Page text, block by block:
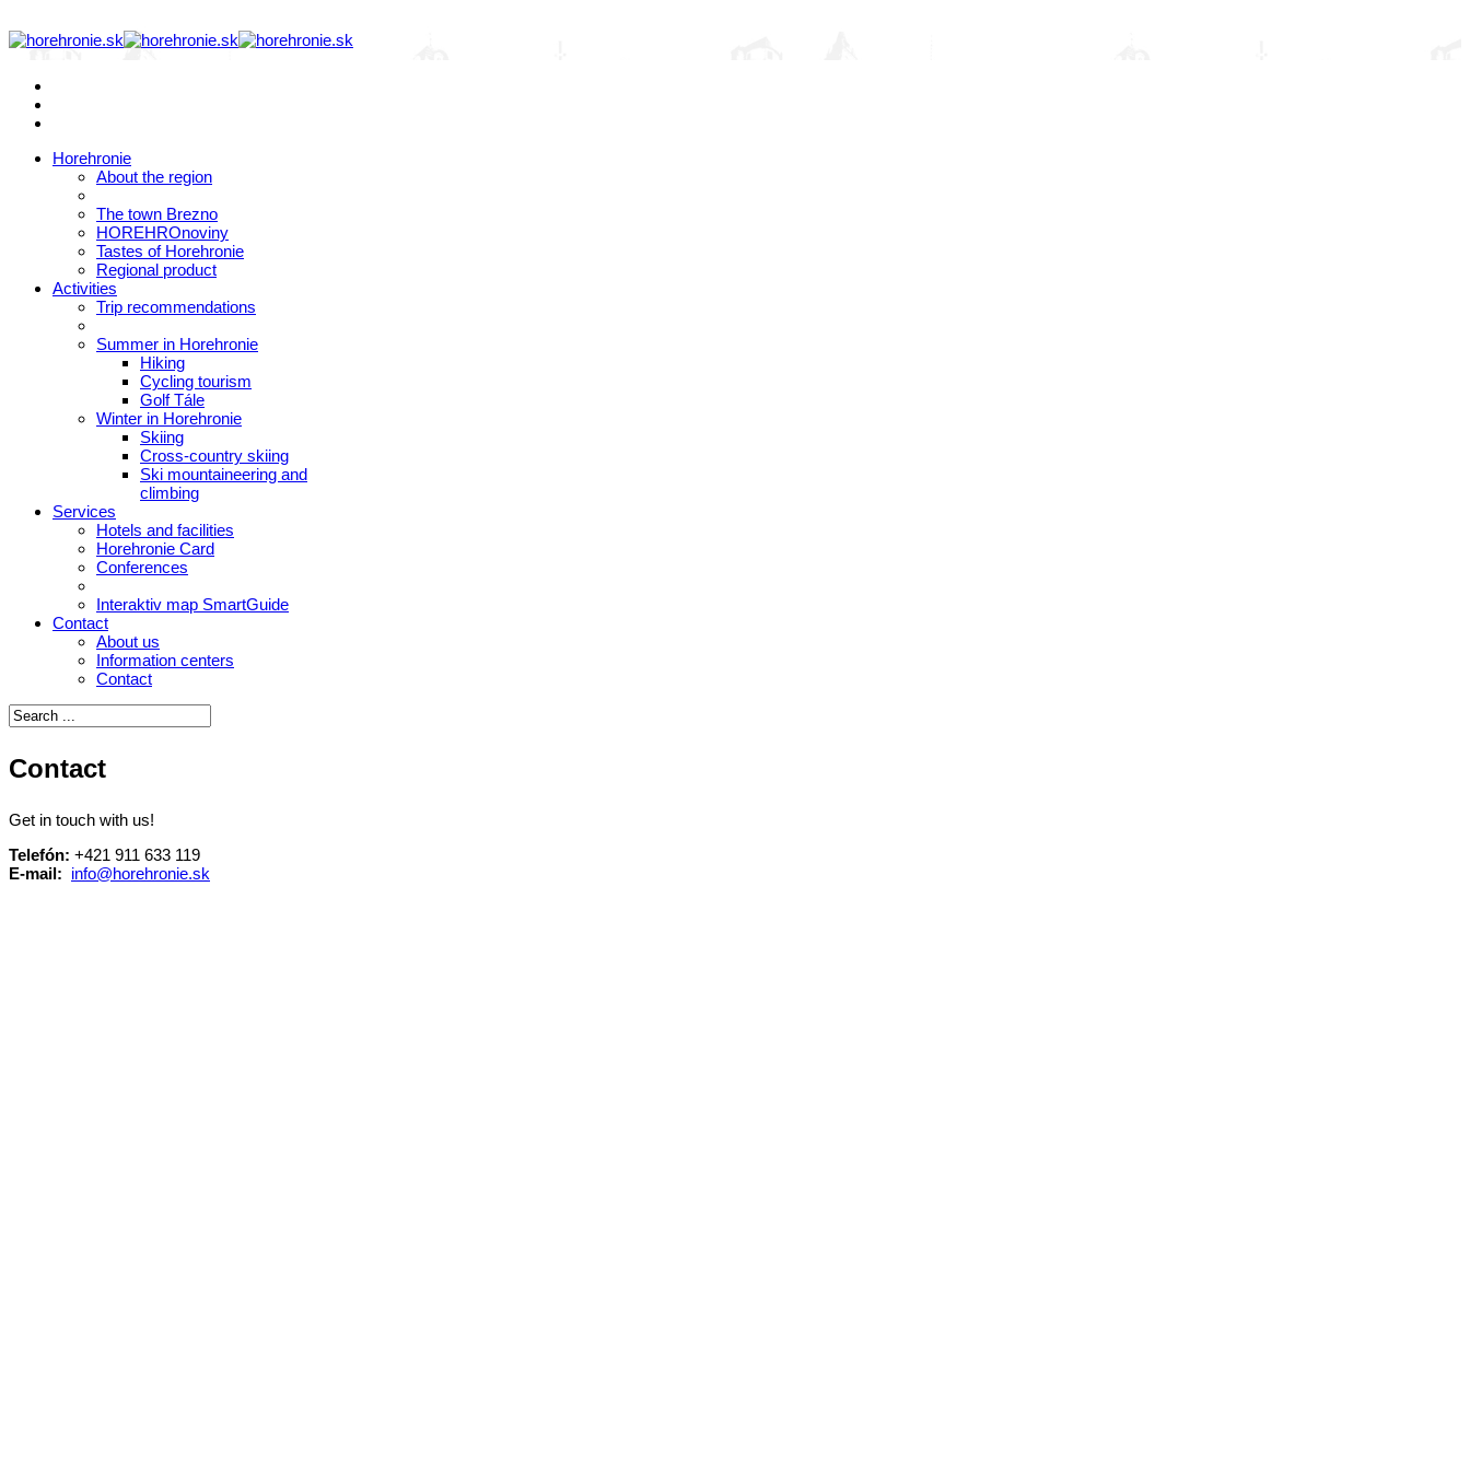
Horehronie
About the region
The town Brezno
HOREHROnoviny
Tastes of Horehronie
Regional product
Activities
Trip recommendations
Summer in Horehronie
Hiking
Cycling tourism
Golf Tále
Winter in Horehronie
Skiing
Cross-country skiing
Ski mountaineering and
climbing
Services
Hotels and facilities
Horehronie Card
Conferences
Interaktiv map SmartGuide
Contact
About us
Information centers
Contact
Contact
Get in touch with us!
Telefón: +421 911 633 119
E-mail: info@horehronie.sk